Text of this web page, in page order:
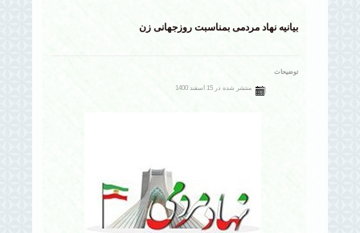
بیانیه نهاد مردمی بمناسبت روزجهانی زن
توضیحات
منتشر شده در 15 اسفند 1400